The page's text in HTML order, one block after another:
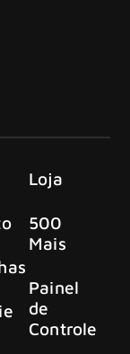
Loja
500
Mais
Painel
de
Controle